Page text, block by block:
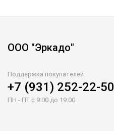
ООО "Эркадо"
Поддержка покупателей
+7 (931) 252-22-50
ПН - ПТ с 9:00 до 19:00